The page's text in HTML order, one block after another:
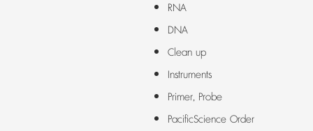
RNA
DNA
Clean up
Instruments
Primer, Probe
PacificScience Order